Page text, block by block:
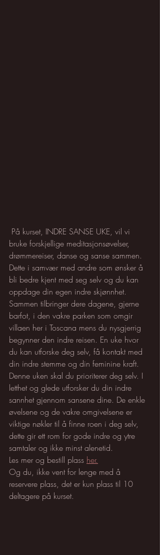
bruke forskjellige meditasjonsøvelser,
drømmereiser, danse og sanse sammen.
Dette i samvær med andre som ønsker å
bli bedre kjent med seg selv og du kan
oppdage din egen indre skjønnhet.
Sammen tilbringer dere dagene, gjerne
barfot, i den vakre parken som omgir
villaen her i Toscana mens du nysgjerrig
begynner den indre reisen. En uke hvor
du kan utforske deg selv, få kontakt med
din indre stemme og din feminine kraft.
Denne uken skal du prioriterer deg selv. I
letthet og glede utforsker du din indre
sannhet gjennom sansene dine. De enkle
øvelsene og de vakre omgivelsene er
viktige nøkler til å finne roen i deg selv,
dette gir ett rom for gode indre og ytre
samtaler og ikke minst alenetid.
Les mer og bestill plass her.
Og du, ikke vent for lenge med å
reservere plass, det er kun plass til 10
deltagere på kurset.